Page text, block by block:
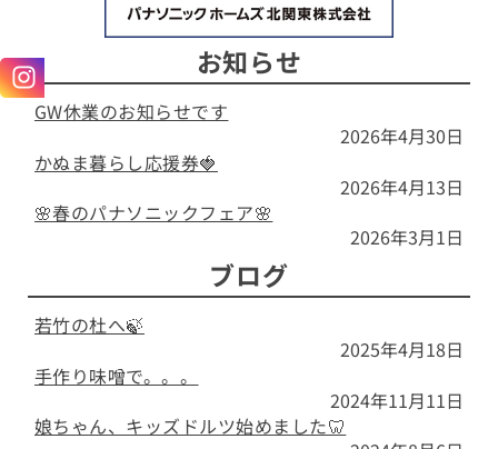
お知らせ
GW休業のお知らせです
2026年4月30日
かぬま暮らし応援券🍓
2026年4月13日
🌸春のパナソニックフェア🌸
2026年3月1日
ブログ
若竹の杜へ🍃
2025年4月18日
手作り味噌で。。。
2024年11月11日
娘ちゃん、キッズドルツ始めました🦷